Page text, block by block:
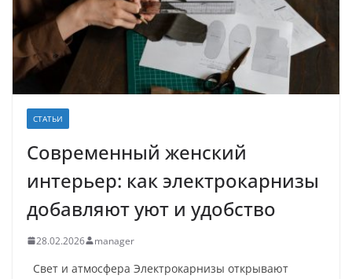
СТАТЬИ
Современный женский
интерьер: как электрокарнизы
добавляют уют и удобство
28.02.2026 manager
Свет и атмосфера Электрокарнизы открывают